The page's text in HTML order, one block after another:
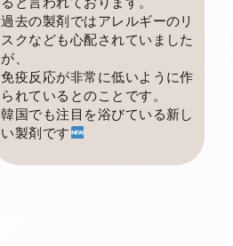
過去の製剤ではアレルギーのリ
スクなども心配されていました
が、
免疫反応が非常に低いように作
られているとのことです。
韓国でも注目を浴びている新し
い製剤です